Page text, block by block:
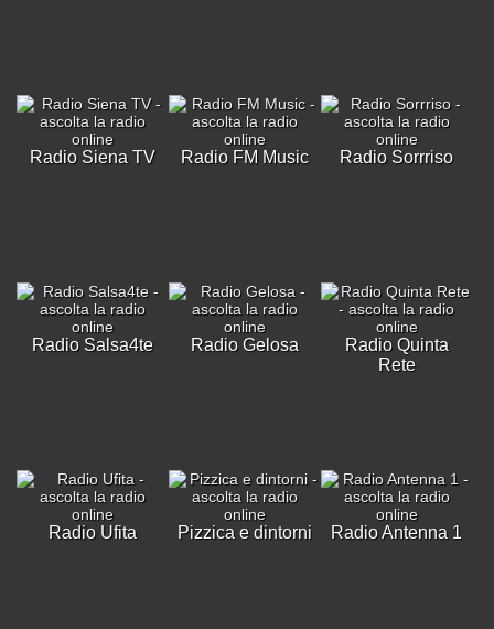
Radio Siena TV Radio FM Music Radio Sorrriso
Radio Salsa4te Radio Gelosa
Radio Quinta
Rete
Radio Ufita Pizzica e dintorni Radio Antenna 1